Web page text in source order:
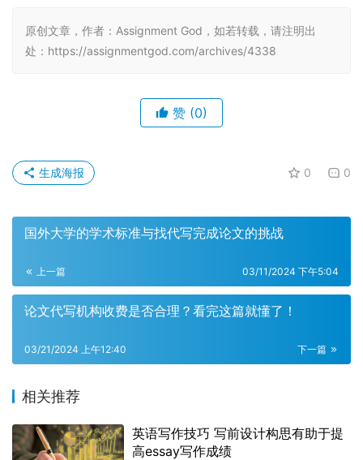
原创文章，作者：Assignment God，如若转载，请注明出
处：https://assignmentgod.com/archives/4338
赞 (0)
0 0
生成海报
国外大学的学术标准与找代写完成论文的挑战
上一篇 03/11/2024 下午5:04
论文代写机构收费是否合理？看完这篇就懂了！
下一篇
03/21/2024 上午12:40
相关推荐
英语写作技巧 写前设计构思有助于提
高essay写作成绩